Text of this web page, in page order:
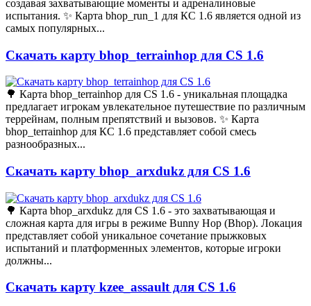
создавая захватывающие моменты и адреналиновые
испытания. ✨ Карта bhop_run_1 для КС 1.6 является одной из
самых популярных...
Скачать карту bhop_terrainhop для CS 1.6
🌳 Карта bhop_terrainhop для CS 1.6 - уникальная площадка
предлагает игрокам увлекательное путешествие по различным
террейнам, полным препятствий и вызовов. ✨ Карта
bhop_terrainhop для КС 1.6 представляет собой смесь
разнообразных...
Скачать карту bhop_arxdukz для CS 1.6
🌳 Карта bhop_arxdukz для CS 1.6 - это захватывающая и
сложная карта для игры в режиме Bunny Hop (Bhop). Локация
представляет собой уникальное сочетание прыжковых
испытаний и платформенных элементов, которые игроки
должны...
Скачать карту kzee_assault для CS 1.6